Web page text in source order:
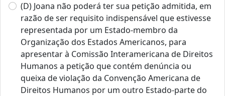
(D) Joana não poderá ter sua petição admitida, em
razão de ser requisito indispensável que estivesse
representada por um Estado‐membro da
Organização dos Estados Americanos, para
apresentar à Comissão Interamericana de Direitos
Humanos a petição que contém denúncia ou
queixa de violação da Convenção Americana de
Direitos Humanos por um outro Estado‐parte do